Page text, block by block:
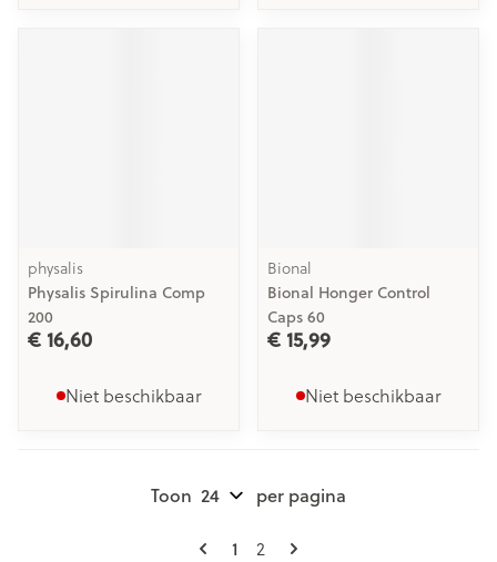
physalis
Physalis Spirulina Comp
200
€ 16,60
Niet beschikbaar
Bional
Bional Honger Control
Caps 60
€ 15,99
Niet beschikbaar
Pagina's
U lees momenteel pagina
1 Pagina
2
Toon per pagina